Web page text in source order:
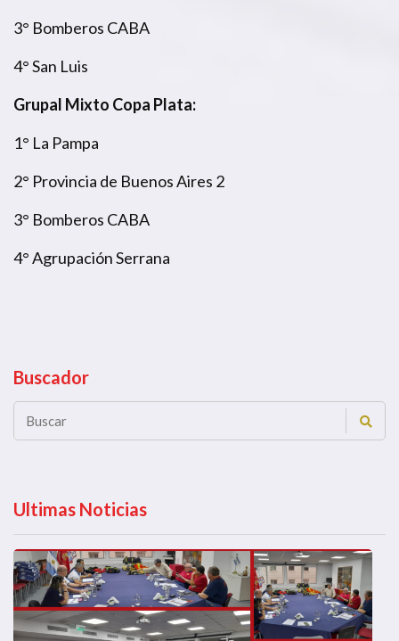
3° Bomberos CABA
4° San Luis
Grupal Mixto Copa Plata:
1° La Pampa
2° Provincia de Buenos Aires 2
3° Bomberos CABA
4° Agrupación Serrana
Buscador
Ultimas Noticias